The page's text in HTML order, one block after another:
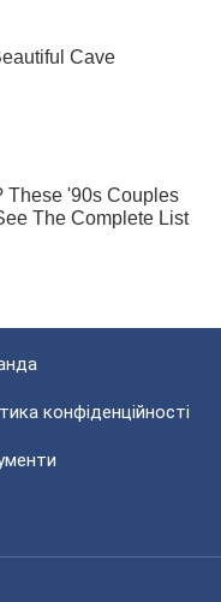
конфіденційності